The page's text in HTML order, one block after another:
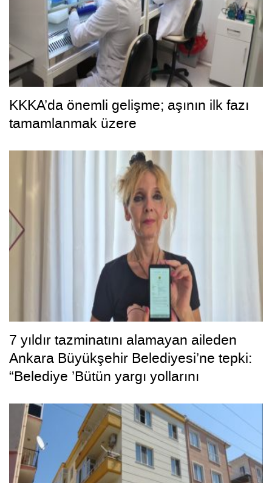
KKKA’da önemli gelişme; aşının ilk fazı
tamamlanmak üzere
7 yıldır tazminatını alamayan aileden
Ankara Büyükşehir Belediyesi’ne tepki:
“Belediye ’Bütün yargı yollarını